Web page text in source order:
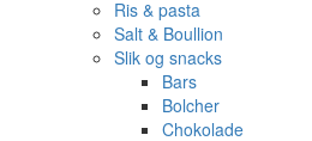
Ris & pasta
Salt & Boullion
Slik og snacks
Bars
Bolcher
Chokolade